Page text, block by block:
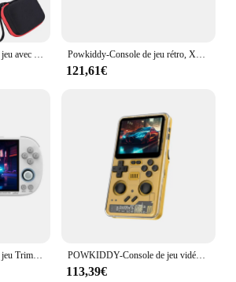
121,61€
POWKIDDY-Console de jeu vidéo portable, écran HD, émulateur PS, nouveau jeu plus tard, JoysUniverse, Witch 2, RGB20 Pro
113,39€